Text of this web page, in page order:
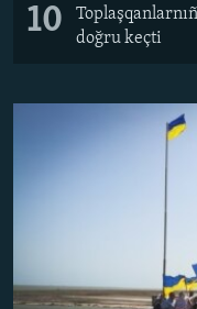
10
doğru keçti